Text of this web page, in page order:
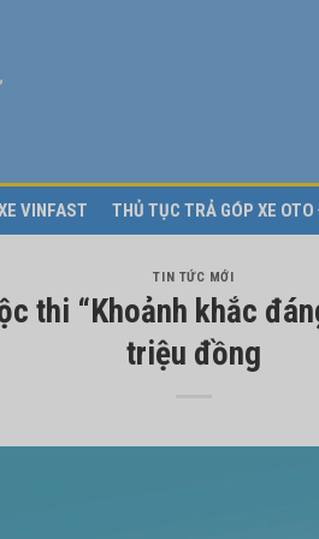
VINFAST THỦ TỤC TRẢ GÓP XE OTO
TIN TỨC MỚI
thi “Khoảnh khắc
triệu đồng